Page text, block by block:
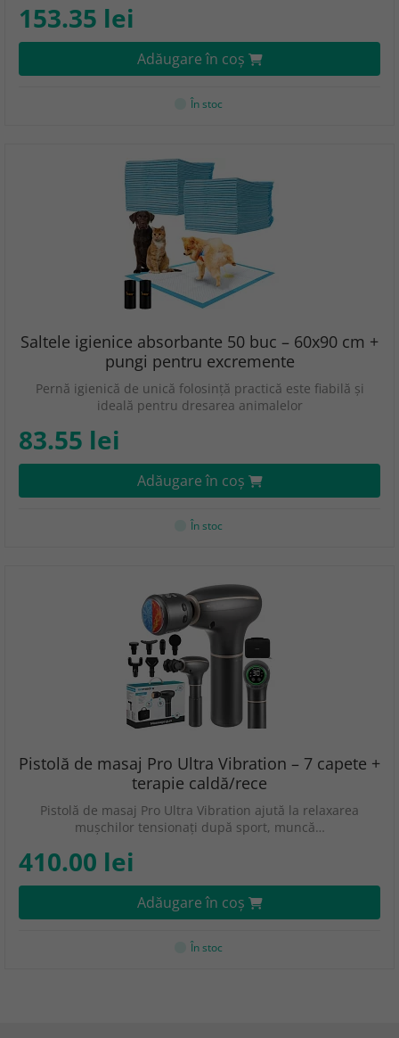
153.35 lei
Adăugare în coş
În stoc
Saltele igienice absorbante 50 buc – 60x90 cm +
pungi pentru excremente
Pernă igienică de unică folosință practică este fiabilă și
ideală pentru dresarea animalelor
83.55 lei
Adăugare în coş
În stoc
Pistolă de masaj Pro Ultra Vibration – 7 capete +
terapie caldă/rece
Pistolă de masaj Pro Ultra Vibration ajută la relaxarea
mușchilor tensionați după sport, muncă…
410.00 lei
Adăugare în coş
În stoc